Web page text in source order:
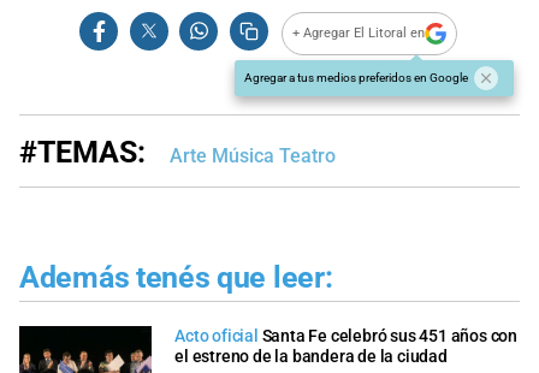
+ Agregar El Litoral en
Agregar a tus medios preferidos en Google
#TEMAS: Arte Música Teatro
Además tenés que leer:
Acto oficial Santa Fe celebró sus 451 años con
el estreno de la bandera de la ciudad